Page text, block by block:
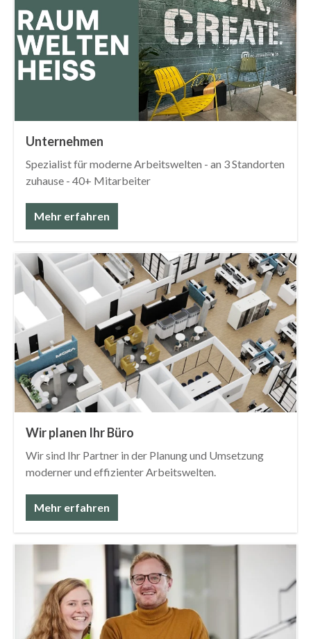
Unternehmen
Spezialist für moderne Arbeitswelten - an 3 Standorten
zuhause - 40+ Mitarbeiter
Mehr erfahren
Wir planen Ihr Büro
Wir sind Ihr Partner in der Planung und Umsetzung
moderner und effizienter Arbeitswelten.
Mehr erfahren